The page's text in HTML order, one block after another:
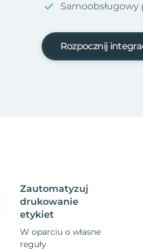
Rozpocznij
Zautomatyzuj
drukowanie
etykiet
W oparciu o własne
reguły